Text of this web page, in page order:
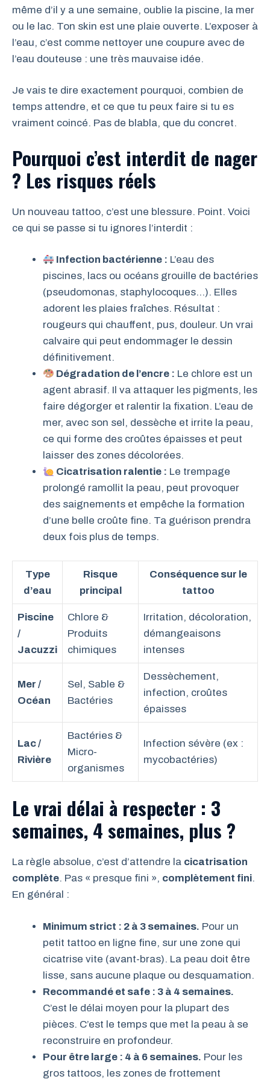
même d’il y a une semaine, oublie la piscine, la mer
ou le lac. Ton skin est une plaie ouverte. L’exposer à
l’eau, c’est comme nettoyer une coupure avec de
l’eau douteuse : une très mauvaise idée.
Je vais te dire exactement pourquoi, combien de
temps attendre, et ce que tu peux faire si tu es
vraiment coincé. Pas de blabla, que du concret.
Pourquoi c’est interdit de nager
? Les risques réels
Un nouveau tattoo, c’est une blessure. Point. Voici
ce qui se passe si tu ignores l’interdit :
Infection bactérienne : L’eau des
piscines, lacs ou océans grouille de bactéries
(pseudomonas, staphylocoques…). Elles
adorent les plaies fraîches. Résultat :
rougeurs qui chauffent, pus, douleur. Un vrai
calvaire qui peut endommager le dessin
définitivement.
Dégradation de l’encre : Le chlore est un
agent abrasif. Il va attaquer les pigments, les
faire dégorger et ralentir la fixation. L’eau de
mer, avec son sel, dessèche et irrite la peau,
ce qui forme des croûtes épaisses et peut
laisser des zones décolorées.
Cicatrisation ralentie : Le trempage
prolongé ramollit la peau, peut provoquer
des saignements et empêche la formation
d’une belle croûte fine. Ta guérison prendra
deux fois plus de temps.
Type
d’eau
Risque
principal
Conséquence sur le
tattoo
Piscine
/
Jacuzzi
Chlore &
Produits
chimiques
Irritation, décoloration,
démangeaisons
intenses
Mer /
Océan
Sel, Sable &
Bactéries
Dessèchement,
infection, croûtes
épaisses
Lac /
Rivière
Bactéries &
Micro-
organismes
Infection sévère (ex :
mycobactéries)
Le vrai délai à respecter : 3
semaines, 4 semaines, plus ?
La règle absolue, c’est d’attendre la cicatrisation
complète. Pas « presque fini », complètement fini.
En général :
Minimum strict : 2 à 3 semaines. Pour un
petit tattoo en ligne fine, sur une zone qui
cicatrise vite (avant-bras). La peau doit être
lisse, sans aucune plaque ou desquamation.
Recommandé et safe : 3 à 4 semaines.
C’est le délai moyen pour la plupart des
pièces. C’est le temps que met la peau à se
reconstruire en profondeur.
Pour être large : 4 à 6 semaines. Pour les
gros tattoos, les zones de frottement